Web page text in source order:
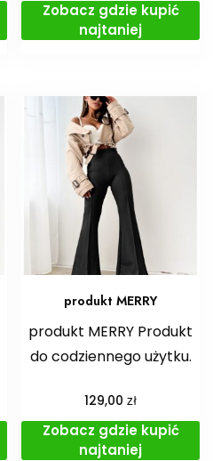
Zobacz gdzie kupić
najtaniej
produkt MERRY
produkt MERRY Produkt
do codziennego użytku.
129,00zł
Zobacz gdzie kupić
najtaniej